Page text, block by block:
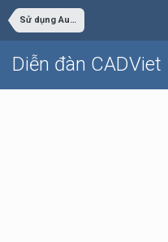
Sử dụng AutoCAD
Diễn đàn CADViet